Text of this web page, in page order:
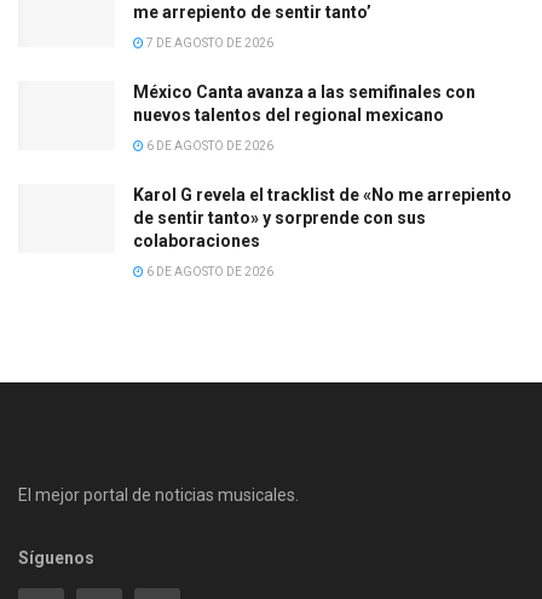
me arrepiento de sentir tanto’
7 DE AGOSTO DE 2026
México Canta avanza a las semifinales con
nuevos talentos del regional mexicano
6 DE AGOSTO DE 2026
Karol G revela el tracklist de «No me arrepiento
de sentir tanto» y sorprende con sus
colaboraciones
6 DE AGOSTO DE 2026
El mejor portal de noticias musicales.
Síguenos